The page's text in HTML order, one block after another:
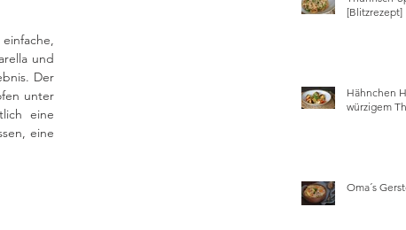
und
Der
unter
eine
eine
[Blitzrezept]
Hähnchen
würzigem
Oma´s